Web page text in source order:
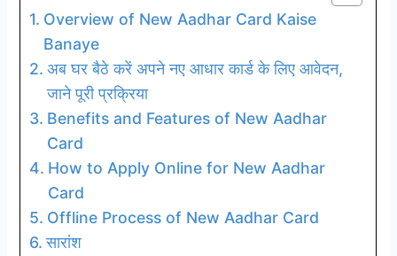
Overview of New Aadhar Card Kaise
Banaye
अब घर बैठे करें अपने नए आधार कार्ड के लिए आवेदन,
जाने पूरी प्रक्रिया
Benefits and Features of New Aadhar
Card
How to Apply Online for New Aadhar
Card
Offline Process of New Aadhar Card
सारांश